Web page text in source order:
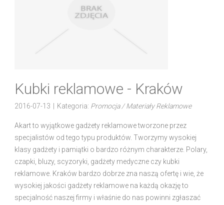
Kubki reklamowe - Kraków
2016-07-13 Kategoria: Promocja / Materiały Reklamowe
Akart to wyjątkowe gadżety reklamowe tworzone przez
specjalistów od tego typu produktów. Tworzymy wysokiej
klasy gadżety i pamiątki o bardzo różnym charakterze. Polary,
czapki, bluzy, scyzoryki, gadżety medyczne czy kubki
reklamowe. Kraków bardzo dobrze zna naszą ofertę i wie, że
wysokiej jakości gadżety reklamowe na każdą okazję to
specjalność naszej firmy i właśnie do nas powinni zgłaszać